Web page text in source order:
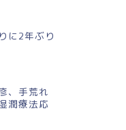
に2年ぶり
、手荒れ
潤療法応